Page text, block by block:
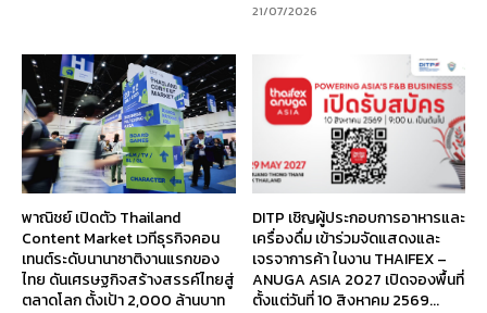
21/07/2026
พาณิชย์ เปิดตัว Thailand
Content Market เวทีธุรกิจคอน
เทนต์ระดับนานาชาติงานแรกของ
ไทย ดันเศรษฐกิจสร้างสรรค์ไทยสู่
ตลาดโลก ตั้งเป้า 2,000 ล้านบาท
DITP เชิญผู้ประกอบการอาหารและ
เครื่องดื่ม เข้าร่วมจัดแสดงและ
เจรจาการค้า ในงาน THAIFEX –
ANUGA ASIA 2027 เปิดจองพื้นที่
ตั้งแต่วันที่ 10 สิงหาคม 2569...